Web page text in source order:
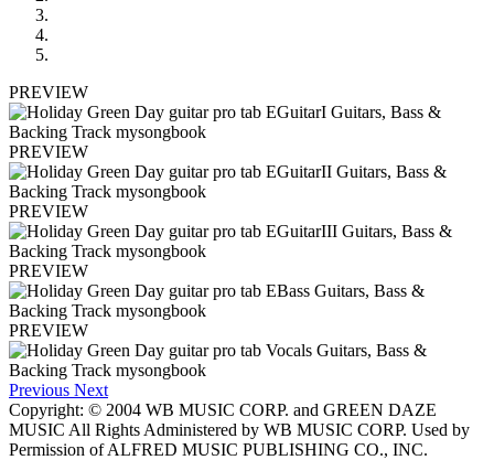
PREVIEW
PREVIEW
PREVIEW
PREVIEW
PREVIEW
Previous Next
Copyright: © 2004 WB MUSIC CORP. and GREEN DAZE
MUSIC All Rights Administered by WB MUSIC CORP. Used by
Permission of ALFRED MUSIC PUBLISHING CO., INC.